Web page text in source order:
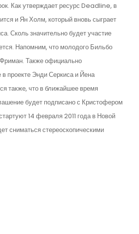
Как утверждает ресурс Deadline, в
и Ян Холм, который вновь сыграет
Сколь значительно будет участие
Напомним, что молодого Бильбо
Также официально
проекте Энди Серкиса и Йена
также, что в ближайшее время
будет подписано с Кристофером
14 февраля 2011 года в Новой
сниматься стереоскопическими